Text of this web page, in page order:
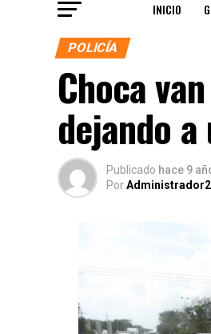
INICIO
POLICÍA
Choca
dejando
Publicado hace 9
PorAdministrador2